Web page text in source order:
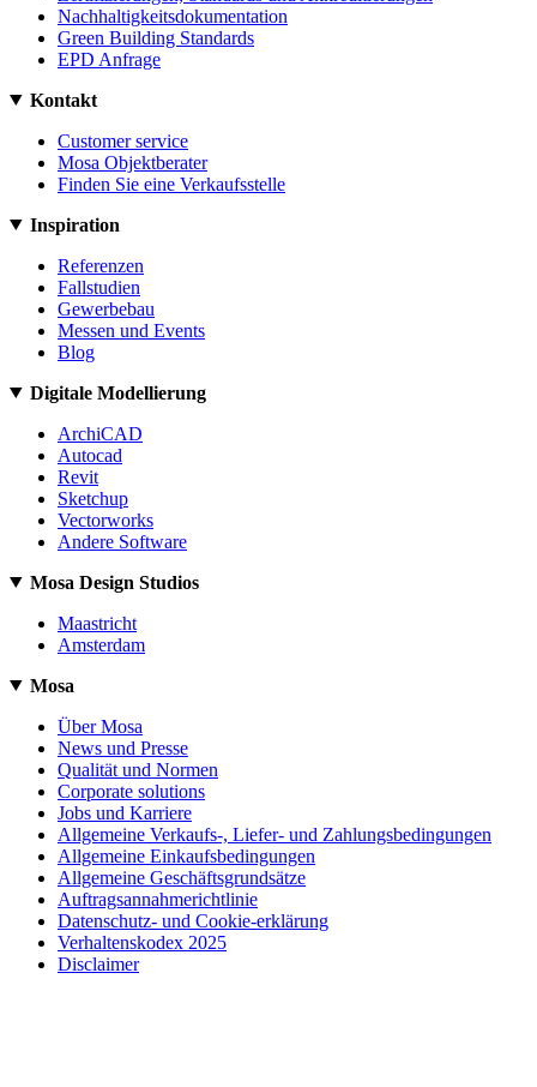
Nachhaltigkeitsdokumentation
Green Building Standards
EPD Anfrage
Kontakt
Customer service
Mosa Objektberater
Finden Sie eine Verkaufsstelle
Inspiration
Referenzen
Fallstudien
Gewerbebau
Messen und Events
Blog
Digitale Modellierung
ArchiCAD
Autocad
Revit
Sketchup
Vectorworks
Andere Software
Mosa Design Studios
Maastricht
Amsterdam
Mosa
Über Mosa
News und Presse
Qualität und Normen
Corporate solutions
Jobs und Karriere
Allgemeine Verkaufs-, Liefer- und Zahlungsbedingungen
Allgemeine Einkaufsbedingungen
Allgemeine Geschäftsgrundsätze
Auftragsannahmerichtlinie
Datenschutz- und Cookie-erklärung
Verhaltenskodex 2025
Disclaimer